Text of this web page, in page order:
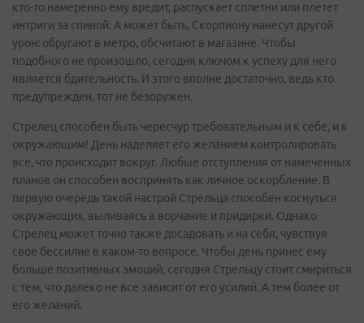
кто-то намеренно ему вредит, распускает сплетни или плетет
интриги за спиной. А может быть, Скорпиону нанесут другой
урон: обругают в метро, обсчитают в магазине. Чтобы
подобного не произошло, сегодня ключом к успеху для него
является бдительность. И этого вполне достаточно, ведь кто
предупрежден, тот не безоружен.
Стрелец способен быть чересчур требовательным и к себе, и к
окружающим! День наделяет его желанием контролировать
все, что происходит вокруг. Любые отступления от намеченных
планов он способен воспринять как личное оскорбление. В
первую очередь такой настрой Стрельца способен коснуться
окружающих, выливаясь в ворчание и придирки. Однако
Стрелец может точно также досадовать и на себя, чувствуя
свое бессилие в каком-то вопросе. Чтобы день принес ему
больше позитивных эмоций, сегодня Стрельцу стоит смириться
с тем, что далеко не все зависит от его усилий. А тем более от
его желаний.